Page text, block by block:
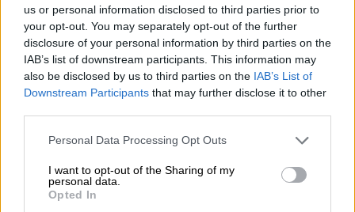
us or personal information disclosed to third parties prior to
your opt-out. You may separately opt-out of the further
disclosure of your personal information by third parties on the
IAB’s list of downstream participants. This information may
also be disclosed by us to third parties on the IAB’s List of
Downstream Participants that may further disclose it to other
Please note that this website/app uses one or more Google
not limited to your visit or usage behaviour. You may click to
grant or deny consent to Google and its third-party tags to
use your data for below specified purposes in below Google
Personal Data Processing Opt Outs
I want to opt-out of the Sharing of my
personal data.
Opted In
ΔΙΑΒΑΣΤΕ ΕΠΙΣΗΣ
Κόσμος|20.02.2025 18:09
Προειδοποίηση Ρούτε στα μέλη του
ΝΑΤΟ: Πρέπει να αυξηθούν οι
αμυντικές δαπάνες – Θα παίξει
ζωτικό ρόλο στη διασφάλιση της
ειρήνης στην Ουκρανία